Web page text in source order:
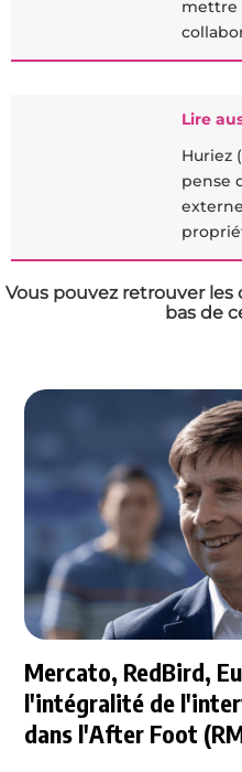
mettre
Lire
Huriez
pense
Vous pouvez retrouver
bas de
Mercato, RedBird,
l'intégralité de
dans l'After Foot